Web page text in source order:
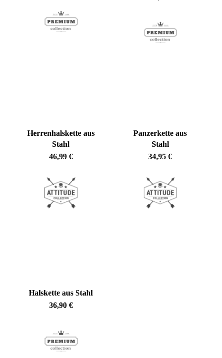
Herrenhalskette aus
Stahl
46,99 €
Panzerkette aus
Stahl
34,95€
Halskette aus Stahl
36,90 €